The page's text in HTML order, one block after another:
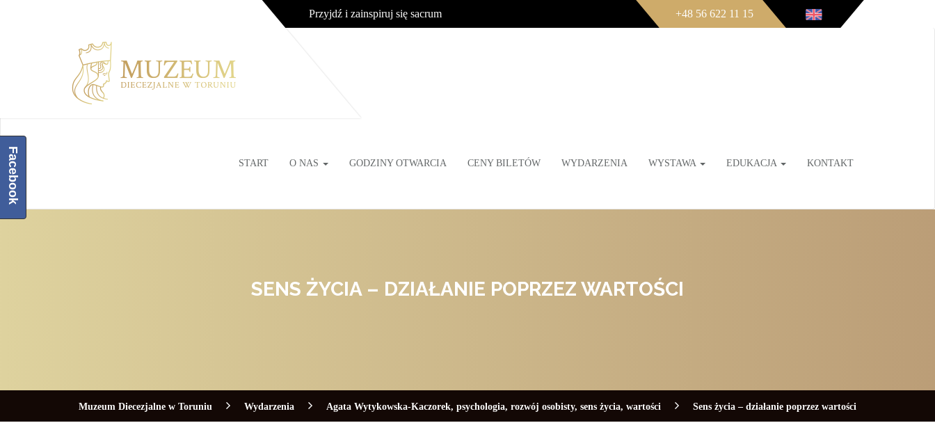
Przyjdź i zainspiruj się sacrum +48 56 622 11 15
START O NAS GODZINY OTWARCIA CENY BILETÓW WYDARZENIA WYSTAWA EDUKACJA KONTAKT
SENS ŻYCIA – DZIAŁANIE POPRZEZ WARTOŚCI
Muzeum Diecezjalne w Toruniu Wydarzenia Agata Wytykowska-Kaczorek, psychologia, rozwój osobisty, sens życia, wartości Sens życia – działanie poprzez wartości
Facebook